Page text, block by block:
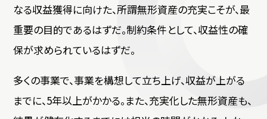
なる収益獲得に向けた、所謂無形資産の充実こそが、最
重要の目的であるはずだ。制約条件として、収益性の確
保が求められているはずだ。
多くの事業で、事業を構想して立ち上げ、収益が上がる
までに、5年以上がかかる。また、充実化した無形資産も、